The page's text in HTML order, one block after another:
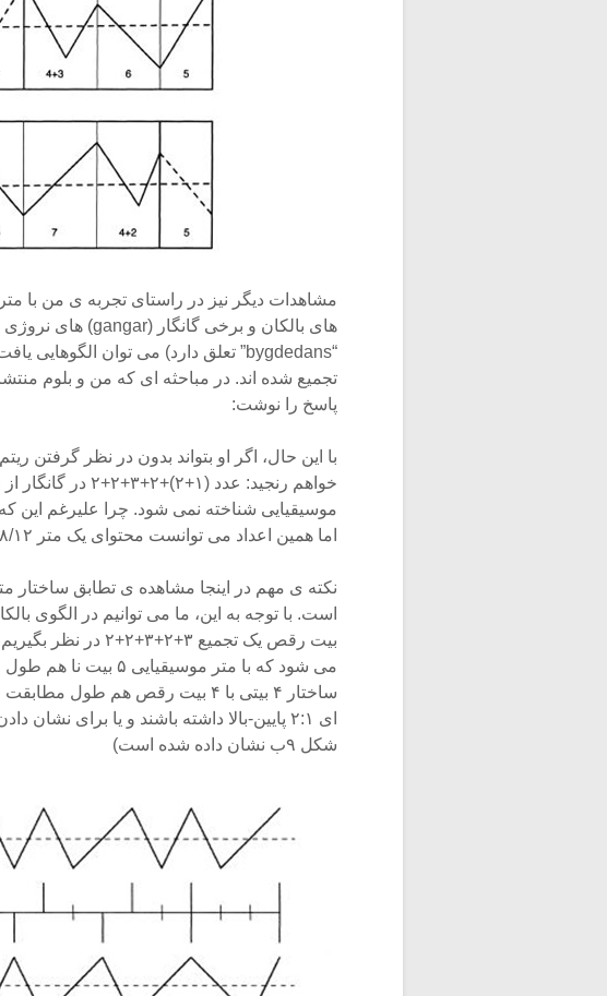
مشاهدات دیگر نیز در راستای تجربه ی من با
تجمیع شده اند. در مباحثه ای که من و بلوم
پاسخ را نوشت:
با این حال، اگر او بتواند بدون در نظر گرفتن
خواهم رنجید: عدد
موسیقیایی شناخته نمی شود. چرا علیرغم این
اما همین اعداد می توانست محتوای یک متر ۸/۱۲ بالکان باشد؟
نکته ی مهم در اینجا مشاهده ی تطابق
می شود که با متر
ساختار ۴ بیتی با ۴ بیت رقص هم
شکل ۹ب نشان داده شده است)